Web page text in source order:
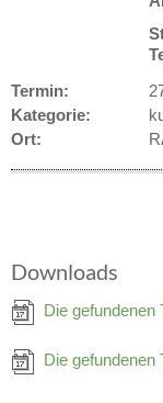
Termin:
Kategorie:
Ort:
Downloads
Die gefundenen
Die gefundenen